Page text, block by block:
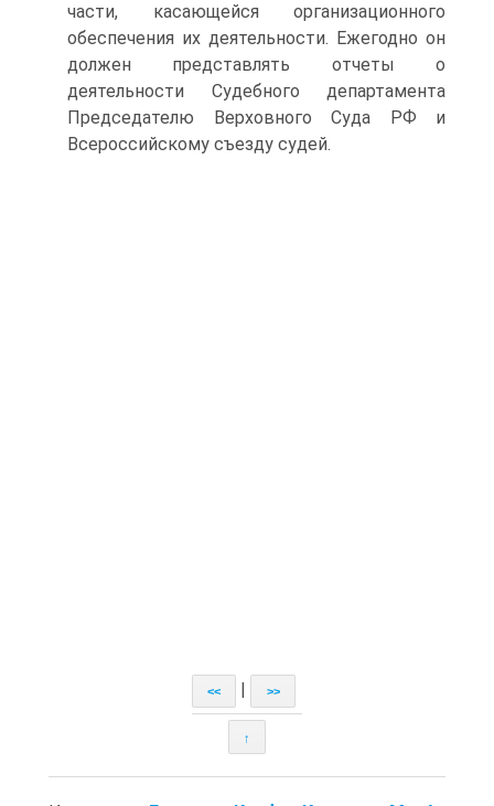
части, касающейся организационного
обеспечения их деятельности. Ежегодно он
должен представлять отчеты о
деятельности Судебного департамента
Председателю Верховного Суда РФ и
Всероссийскому съезду судей.
<< >>
↑